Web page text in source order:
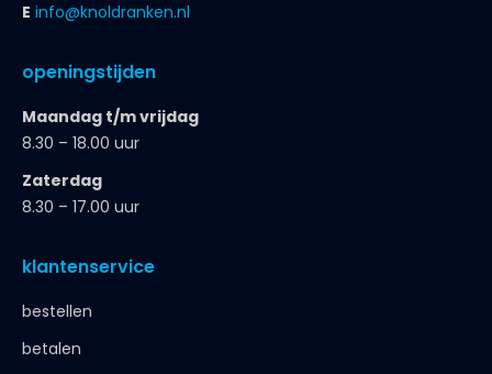
E info@knoldranken.nl
openingstijden
Maandag t/m vrijdag
8.30 – 18.00 uur
Zaterdag
8.30 – 17.00 uur
klantenservice
bestellen
betalen